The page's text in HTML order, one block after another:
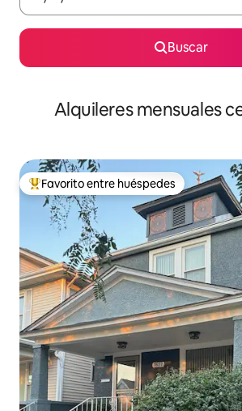
Buscar
Alquileres mensuales
Favorito entre huéspedes preferido
Favorito entre huéspedes